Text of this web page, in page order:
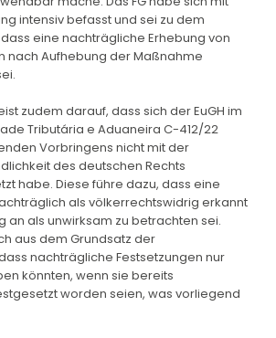
intensiv befasst und sei zu dem
eine nachträgliche Erhebung von
nach Aufhebung der Maßnahme
zudem darauf, dass sich der EuGH im
Tributária e Aduaneira C-412/22
Vorbringens nicht mit der
des deutschen Rechts
habe. Diese führe dazu, dass eine
als völkerrechtswidrig erkannt
an als unwirksam zu betrachten sei.
aus dem Grundsatz der
nachträgliche Festsetzungen nur
könnten, wenn sie bereits
worden seien, was vorliegend